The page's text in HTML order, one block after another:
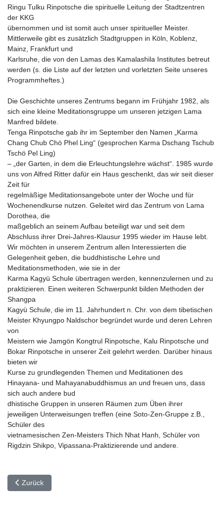
Ringu Tulku Rinpotsche die spirituelle Leitung der Stadtzentren
der KKG
übernommen und ist somit auch unser spiritueller Meister.
Mittlerweile gibt es zusätzlich Stadtgruppen in Köln, Koblenz,
Mainz, Frankfurt und
Karlsruhe, die von den Lamas des Kamalashila Institutes betreut
werden (s. die Liste auf der letzten und vorletzten Seite unseres
Programmheftes.)
Die Geschichte unseres Zentrums begann im Frühjahr 1982, als
sich eine kleine Meditationsgruppe um unseren jetzigen Lama
Manfred bildete.
Tenga Rinpotsche gab ihr im September den Namen „Karma
Chang Chub Chö Phel Ling“ (gesprochen Karma Dschang Tschub
Tschö Pel Ling)
– „der Garten, in dem die Erleuchtungslehre wächst“. 1985 wurde
uns von Alfred Ritter dafür ein Haus geschenkt, das wir seit dieser
Zeit für
regelmäßige Meditationsangebote unter der Woche und für
Wochenendkurse nutzen. Geleitet wird das Zentrum von Lama
Dorothea, die
maßgeblich an seinem Aufbau beteiligt war und seit dem
Abschluss ihrer Drei-Jahres-Klausur 1995 wieder im Hause lebt.
Wir möchten in unserem Zentrum allen Interessierten die
Gelegenheit geben, die buddhistische Lehre und
Meditationsmethoden, wie sie in der
Karma Kagyü Schule übertragen werden, kennenzulernen und zu
praktizieren. Einen weiteren Schwerpunkt bilden Methoden der
Shangpa
Kagyü Schule, die im 11. Jahrhundert n. Chr. von dem tibetischen
Meister Khyungpo Naldschor begründet wurde und deren Lehren
von
Meistern wie Jamgön Kongtrul Rinpotsche, Kalu Rinpotsche und
Bokar Rinpotsche in unserer Zeit gelehrt werden. Darüber hinaus
bieten wir
Kurse zu grundlegenden Themen und Meditationen des
Hinayana- und Mahayanabuddhismus an und freuen uns, dass
sich auch andere bud
dhistische Gruppen in unseren Räumen zum Üben ihrer
jeweiligen Unterweisungen treffen (eine Soto-Zen-Gruppe z.B.,
Schüler des
vietnamesischen Zen-Meisters Thich Nhat Hanh, Schüler von
Rigdzin Shikpo, Vipassana-Praktizierende und andere.
Vorheriger Beitrag: Neuigkeiten
Zurück